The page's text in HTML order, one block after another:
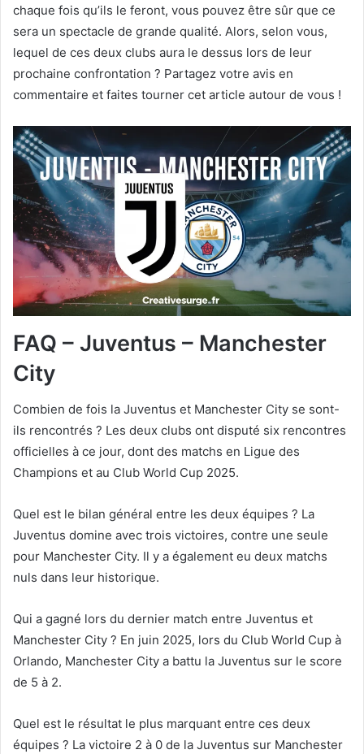
chaque fois qu’ils le feront, vous pouvez être sûr que ce
sera un spectacle de grande qualité. Alors, selon vous,
lequel de ces deux clubs aura le dessus lors de leur
prochaine confrontation ? Partagez votre avis en
commentaire et faites tourner cet article autour de vous !
FAQ – Juventus – Manchester
City
Combien de fois la Juventus et Manchester City se sont-
ils rencontrés ? Les deux clubs ont disputé six rencontres
officielles à ce jour, dont des matchs en Ligue des
Champions et au Club World Cup 2025.
Quel est le bilan général entre les deux équipes ? La
Juventus domine avec trois victoires, contre une seule
pour Manchester City. Il y a également eu deux matchs
nuls dans leur historique.
Qui a gagné lors du dernier match entre Juventus et
Manchester City ? En juin 2025, lors du Club World Cup à
Orlando, Manchester City a battu la Juventus sur le score
de 5 à 2.
Quel est le résultat le plus marquant entre ces deux
équipes ? La victoire 2 à 0 de la Juventus sur Manchester